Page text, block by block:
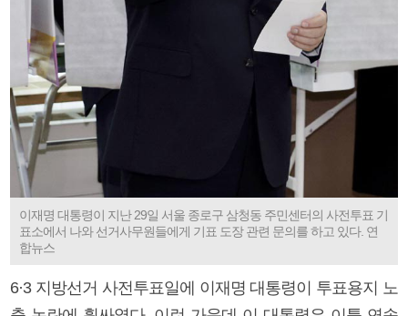
이재명 대통령이 지난 29일 서울 종로구 삼청동 주민센터의 사전투표 기
표소에서 나와 선거사무원들에게 기표 도장 관련 문의를 하고 있다. 연
합뉴스
6·3 지방선거 사전투표일에 이재명 대통령이 투표용지 노